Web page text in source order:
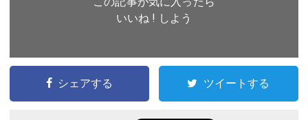
いいね ! しよう
シェアする ツイートする